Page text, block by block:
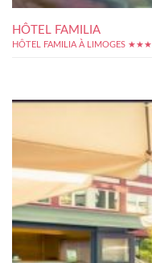
HÔTEL FAMILIA
HÔTEL FAMILIA À LIMOGES ★★★